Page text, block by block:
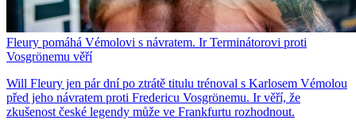
Fleury pomáhá Vémolovi s návratem. Ir Terminátorovi proti
Vosgrönemu věří
Will Fleury jen pár dní po ztrátě titulu trénoval s Karlosem Vémolou
před jeho návratem proti Fredericu Vosgrönemu. Ir věří, že
zkušenost české legendy může ve Frankfurtu rozhodnout.